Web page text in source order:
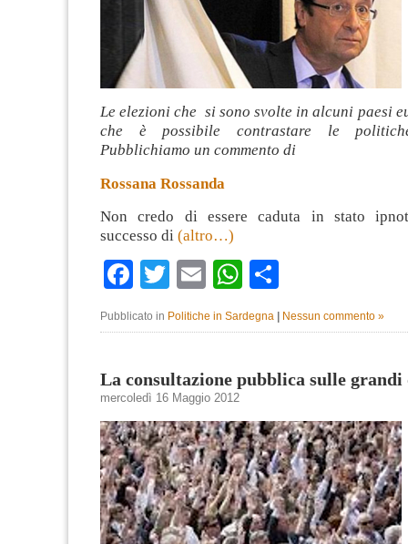
Le elezioni che si sono svolte in alcuni paesi
che è possibile contrastare le
Pubblichiamo un commento di
Rossana Rossanda
Non credo di essere caduta in stato
successo di (altro…)
Facebook
TwitterEmailWhatsApp
Pubblicato in Politiche in Sardegna Nessun commento »
La consultazione pubblica sulle grandi
mercoledì 16 Maggio 2012